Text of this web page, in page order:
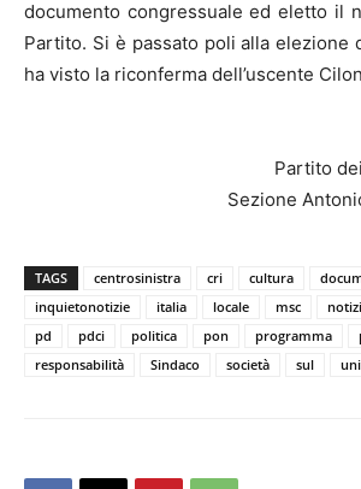
documento congressuale ed eletto il
Partito. Si è passato poli alla elezione
ha visto la riconferma dell’uscente
Partito
Sezione
TAGS centrosinistra cri cultura
inquietonotizie
italia locale msc
pd
pdci politica pon programma
responsabilità
Sindaco società sul